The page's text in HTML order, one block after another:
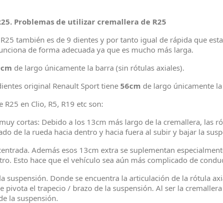
R25. Problemas de utilizar cremallera de R25
también es de 9 dientes y por tanto igual de rápida que
de forma adecuada ya que es mucho más larga.
de largo únicamente la barra (sin rótulas axiales).
original Renault Sport tiene 56cm de largo únicamente
en Clio, R5, R19 etc son:
Debido a los 13cm más largo de la cremallera, las
de la rueda hacia dentro y hacia fuera al subir y bajar la
Además esos 13cm extra se suplementan especialmente
Esto hace que el vehículo sea aún más complicado de
Donde se encuentra la articulación de la rótula axial
el trapecio / brazo de la suspensión. Al ser la
la suspensión.